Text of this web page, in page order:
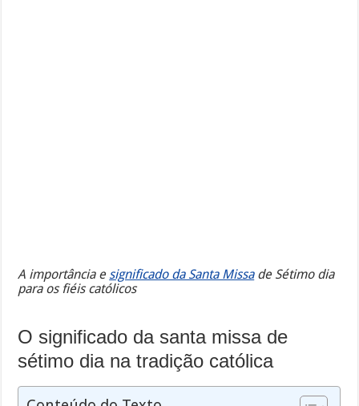
A importância e significado da Santa Missade Sétimo dia
para os fiéis católicos
O significado da santa missa de
sétimo dia na tradição católica